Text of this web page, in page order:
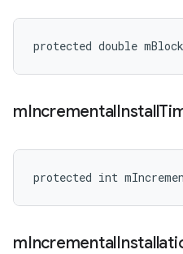
protected double
mIncrementalInstall
protected int
mIncremental